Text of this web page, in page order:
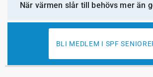
När värmen slår till behövs mer än
BLI MEDLEM I SPF